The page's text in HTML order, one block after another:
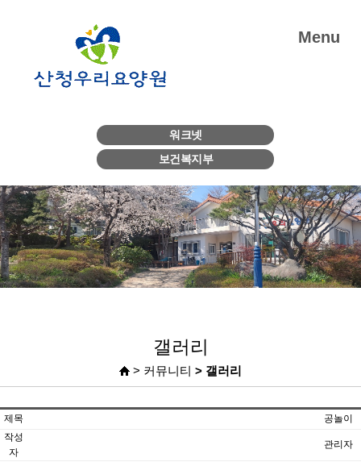
Menu
워크넷
보건복지부
갤러리
> 커뮤니티 > 갤러리
제목
공놀이
작성
자
관리자